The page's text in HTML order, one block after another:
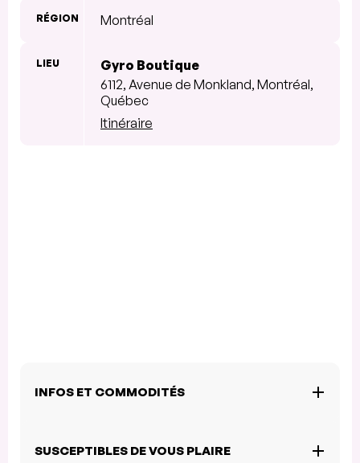
RÉGION Montréal
LIEU
Gyro Boutique
6112, Avenue de Monkland, Montréal,
Québec
Itinéraire
INFOS ET COMMODITÉS
SUSCEPTIBLES DE VOUS PLAIRE